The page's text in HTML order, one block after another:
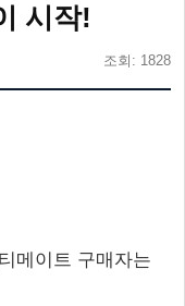
시작!
조회: 1828
메이트 구매자는